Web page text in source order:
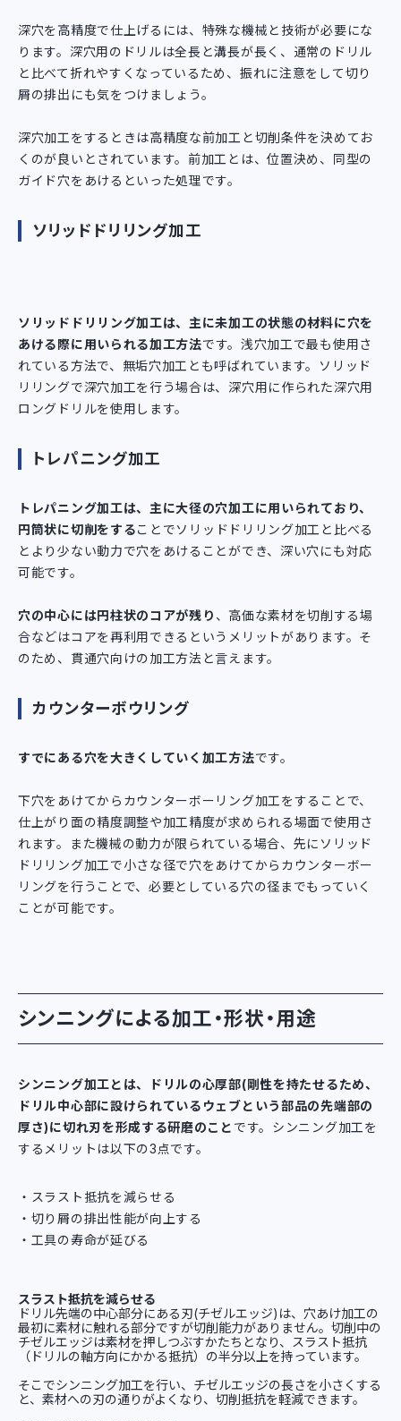
深穴を高精度で仕上げるには、特殊な機械と技術が必要にな
ります。深穴用のドリルは全長と溝長が長く、通常のドリル
と比べて折れやすくなっているため、振れに注意をして切り
屑の排出にも気をつけましょう。
深穴加工をするときは高精度な前加工と切削条件を決めてお
くのが良いとされています。前加工とは、位置決め、同型の
ガイド穴をあけるといった処理です。
ソリッドドリリング加工
ソリッドドリリング加工は、主に未加工の状態の材料に穴を
あける際に用いられる加工方法です。浅穴加工で最も使用さ
れている方法で、無垢穴加工とも呼ばれています。ソリッド
リリングで深穴加工を行う場合は、深穴用に作られた深穴用
ロングドリルを使用します。
トレパニング加工
トレパニング加工は、主に大径の穴加工に用いられており、
円筒状に切削をすることでソリッドドリリング加工と比べる
とより少ない動力で穴をあけることができ、深い穴にも対応
可能です。
穴の中心には円柱状のコアが残り 、高価な素材を切削する場
合などはコアを再利用できるというメリットがあります。そ
のため、貫通穴向けの加工方法と言えます。
カウンターボウリング
すでにある穴を大きくしていく加工方法です。
下穴をあけてからカウンターボーリング加工をすることで、
仕上がり面の精度調整や加工精度が求められる場面で使用さ
れます。また機械の動力が限られている場合、先にソリッド
ドリリング加工で小さな径で穴をあけてからカウンターボー
リングを行うことで、必要としている穴の径までもっていく
ことが可能です。
シンニングによる加工・形状・用途
シンニング加工とは、ドリルの心厚部(剛性を持たせるため、
ドリル中心部に設けられているウェブという部品の先端部の
厚さ)に切れ刃を形成する研磨のこと です。シンニング加工を
するメリットは以下の3点です。
スラスト抵抗を減らせる
切り屑の排出性能が向上する
工具の寿命が延びる
スラスト抵抗を減らせる
ドリル先端の中心部分にある刃(チゼルエッジ)は、穴あけ加工の
最初に素材に触れる部分ですが切削能力がありません。切削中の
チゼルエッジは素材を押しつぶすかたちとなり、スラスト抵抗
（ドリルの軸方向にかかる抵抗）の半分以上を持っています。
そこでシンニング加工を行い、チゼルエッジの長さを小さくする
と、素材への刃の通りがよくなり、切削抵抗を軽減できます。